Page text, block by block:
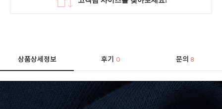
상품상세정보 후기0 문의 8